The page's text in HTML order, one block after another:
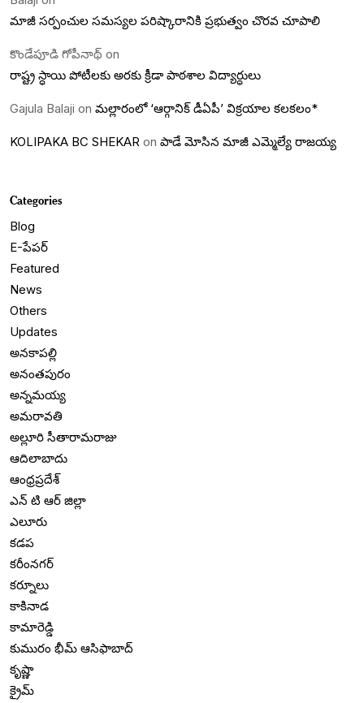
మాజీ సర్పంచుల సమస్యల పరిష్కారానికి ప్రభుత్వం చొరవ చూపాలి
కొండేపూడి గోపీనాథ్ on
రాష్ట్ర స్ధాయి పోటీలకు అరకు క్రీడా పాఠశాల విద్యార్ధులు
Gajula Balaji on మల్లారంలో ‘ఆర్గానిక్ డీఏపీ’ విక్రయాల కలకలం*
KOLIPAKA BC SHEKAR on పాడే మోసిన మాజీ ఎమ్మెల్యే రాజయ్య
Categories
Blog
E-పేపర్
Featured
News
Others
Updates
అనకాపల్లి
అనంతపురం
అన్నమయ్య
అమరావతి
అల్లూరి సీతారామరాజు
ఆదిలాబాదు
ఆంధ్రప్రదేశ్
ఎన్ టి ఆర్ జిల్లా
ఎలూరు
కడప
కరీంనగర్
కర్నూలు
కాకినాడ
కామారెడ్డి
కుమురం భీమ్ ఆసిఫాబాద్
కృష్ణా
క్రైమ్